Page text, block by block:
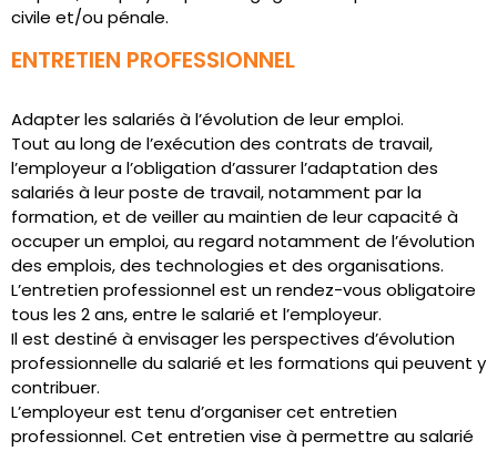
civile et/ou pénale.
ENTRETIEN PROFESSIONNEL
Adapter les salariés à l’évolution de leur emploi.
Tout au long de l’exécution des contrats de travail,
l’employeur a l’obligation d’assurer l’adaptation des
salariés à leur poste de travail, notamment par la
formation, et de veiller au maintien de leur capacité à
occuper un emploi, au regard notamment de l’évolution
des emplois, des technologies et des organisations.
L’entretien professionnel est un rendez-vous obligatoire
tous les 2 ans, entre le salarié et l’employeur.
Il est destiné à envisager les perspectives d’évolution
professionnelle du salarié et les formations qui peuvent y
contribuer.
L’employeur est tenu d’organiser cet entretien
professionnel. Cet entretien vise à permettre au salarié